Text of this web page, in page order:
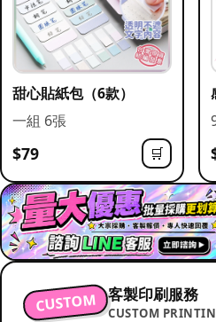
甜心貼紙包（6款）
一組 6張
$79 🛒
CUSTOM 客製印刷服務
CUSTOM